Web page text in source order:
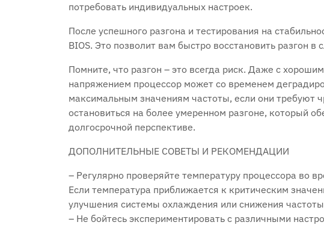
потребовать индивидуальных настроек.
После успешного разгона и тестирования на
BIOS. Это позволит вам быстро восстановить разгон в
Помните, что разгон – это всегда риск. Даже с
напряжением процессор может со временем
максимальным значениям частоты, если они требуют
остановиться на более умеренном разгоне, который
долгосрочной перспективе.
ДОПОЛНИТЕЛЬНЫЕ СОВЕТЫ И РЕКОМЕНДАЦИИ
– Регулярно проверяйте температуру процессора во
Если температура приближается к критическим
улучшения системы охлаждения или снижения частоты
– Не бойтесь экспериментировать с различными